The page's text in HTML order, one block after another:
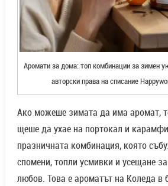
Аромати за дома: топ комбинации за зимен
авторски права на списание
Ако можеше зимата да има аромат,
щеше да ухае на портокал и
празничната комбинация, която
спомени, топли усмивки и усещане
любов. Това е ароматът на Коледа в